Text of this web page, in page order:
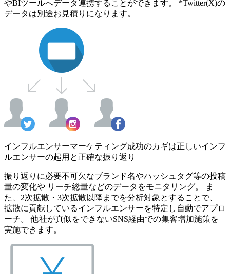
やBIツールへデータ連携することができます。 *Twitter(X)の
データは別途お見積りになります。
インフルエンサーマーケティング成功のカギは正しいインフ
ルエンサーの起用と正確な振り返り
振り返りに必要不可欠なブランド名やハッシュタグ等の投稿
量の変化や リーチ総量などのデータをモニタリング。 ま
た、2次拡散・3次拡散以降までを分析対象とすることで、
拡散に貢献しているインフルエンサーを特定し自動でアプロ
ーチ。 他社が真似をできないSNS経由での集客増加施策を
実施できます。